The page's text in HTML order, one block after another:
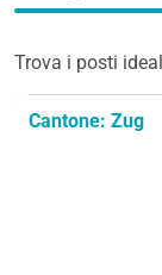
Trova i posti
Cantone: Zug